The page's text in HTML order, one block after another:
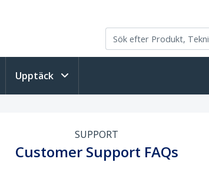
Upptäck
SUPPORT
Customer Support FAQs